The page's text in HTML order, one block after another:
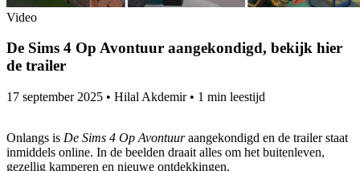
Video
De Sims 4 Op Avontuur aangekondigd, bekijk hier
de trailer
17 september 2025 • Hilal Akdemir • 1 min leestijd
Onlangs is De Sims 4 Op Avontuuraangekondigd en de trailer staat
inmiddels online. In de beelden draait alles om het buitenleven,
gezellig kamperen en nieuwe ontdekkingen.